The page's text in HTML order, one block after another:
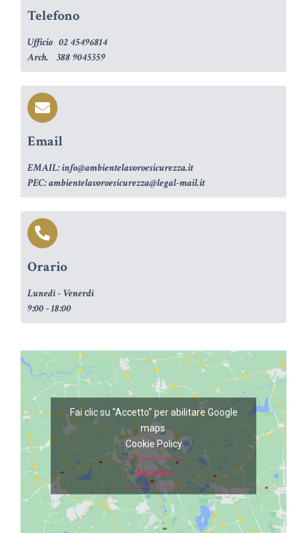
Telefono
Ufficio 02 45496814
Arch. 388 9045359
Email
EMAIL: info@ambientelavoroesicurezza.it
PEC: ambientelavoroesicurezza@legal-mail.it
Orario
Lunedì - Venerdì
9:00 - 18:00
Fai clic su "Accetto" per abilitare Google
maps
Cookie Policy
Accetto